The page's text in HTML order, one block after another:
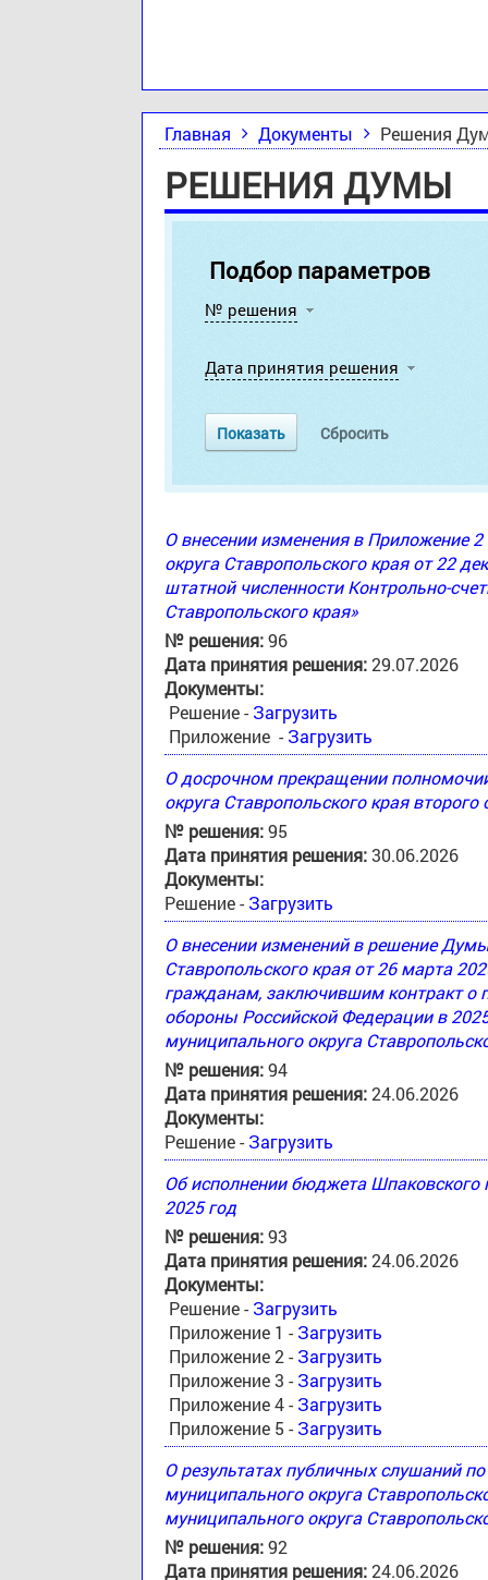
Главная Документы Решения
РЕШЕНИЯ ДУМЫ
Подбор параметров
№ решения
Дата принятия решения
О внесении изменения в Приложение
округа Ставропольского края от 22
штатной численности Контрольно-
Ставропольского края»
№ решения:96
Дата принятия решения:29.07.2026
Документы:
Решение - Загрузить
Приложение - Загрузить
О досрочном прекращении
округа Ставропольского края
№ решения:95
Дата принятия решения:30.06.2026
Документы:
Решение - Загрузить
О внесении изменений в решение
Ставропольского края от 26 марта
гражданам, заключившим контракт о
обороны Российской Федерации в
муниципального округа
№ решения:94
Дата принятия решения:24.06.2026
Документы:
Решение - Загрузить
Об исполнении бюджета Шпаковского
2025 год
№ решения:93
Дата принятия решения:24.06.2026
Документы:
Решение - Загрузить
Приложение 1 - Загрузить
Приложение 2 - Загрузить
Приложение 3 - Загрузить
Приложение 4 - Загрузить
Приложение 5 - Загрузить
О результатах публичных слушаний
муниципального округа
муниципального округа
№ решения:92
Дата принятия решения:24.06.2026